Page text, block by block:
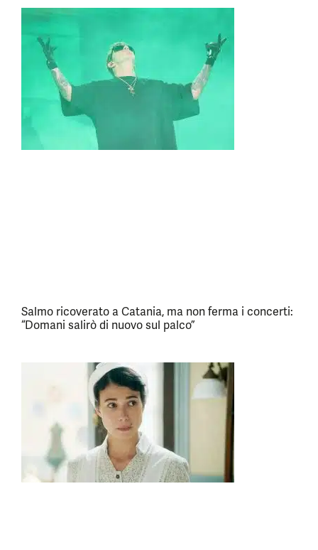
Salmo ricoverato a Catania, ma non ferma i concerti:
“Domani salirò di nuovo sul palco”